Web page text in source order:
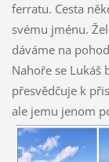
ferratu. Cesta
svému jménu.
dáváme na
Nahoře se Lukáš
přesvědčuje k
ale jemu jenom